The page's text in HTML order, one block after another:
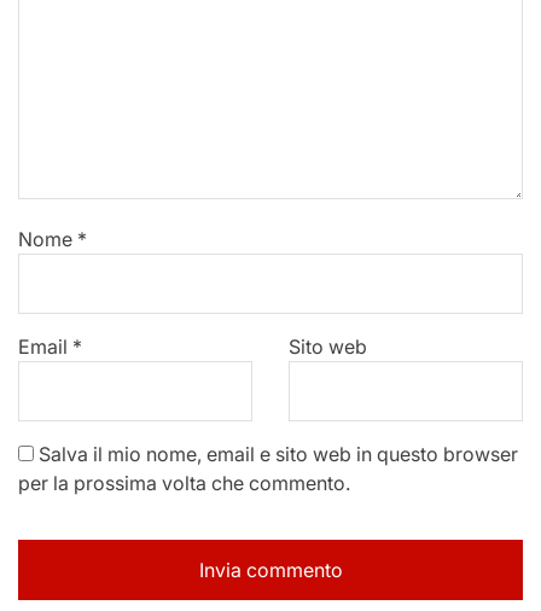
Nome *
Email * Sito web
Salva il mio nome, email e sito web in questo browser
per la prossima volta che commento.